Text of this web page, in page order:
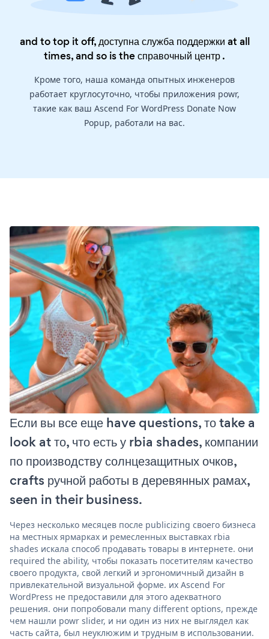
and to top it off, доступна служба поддержки at all
times, and so is theсправочный центр.
Кроме того, наша команда опытных инженеров
работает круглосуточно, чтобы приложения powr,
такие как ваш Ascend For WordPress Donate Now
Popup, работали на вас.
Если вы все еще have questions, то take a
look at то, что есть у rbia shades, компании
по производству солнцезащитных очков,
crafts ручной работы в деревянных рамах,
seen in their business.
Через несколько месяцев после publicizing своего бизнеса
на местных ярмарках и ремесленных выставках rbia
shades искала способ продавать товары в интернете. они
required the ability, чтобы показать посетителям качество
своего продукта, свой легкий и эргономичный дизайн в
привлекательной визуальной форме. их Ascend For
WordPress не предоставили для этого адекватного
решения. они попробовали many different options, прежде
чем нашли powr slider, и ни один из них не выглядел как
часть сайта, был неуклюжим и трудным в использовании.